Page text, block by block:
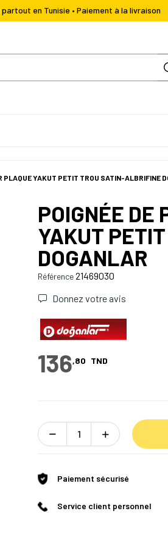
en Tunisie • Paiement à la livraison
PLAQUE YAKUT PETIT TROU SATIN-ALBRIFINE
POIGNÉE DE
YAKUT
DOGANLAR
Référence21469030
Donnez votre avis
136,80 TND
Paiement sécurisé
Service client personnel